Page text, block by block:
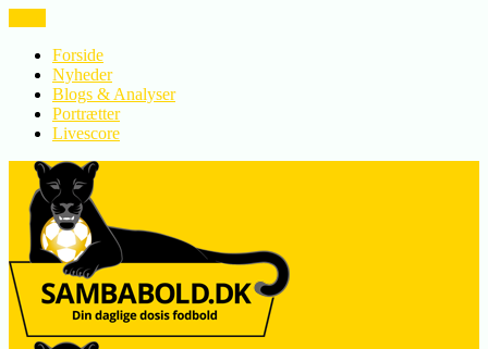
Forside
Nyheder
Blogs & Analyser
Portrætter
Livescore